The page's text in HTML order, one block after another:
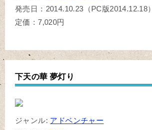
発売日：2014.10.23（PC版2014.12.18）
定価：7,020円
下天の華 夢灯り
ジャンル: アドベンチャー